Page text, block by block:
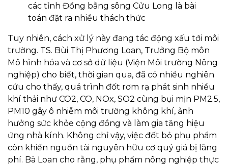
các tỉnh Đồng bằng sông Cửu Long là bài
toán đặt ra nhiều thách thức
Tuy nhiên, cách xử lý này đang tác động xấu tới môi
trường. TS. Bùi Thị Phương Loan, Trưởng Bộ môn
Mô hình hóa và cơ sở dữ liệu (Viện Môi trường Nông
nghiệp) cho biết, thời gian qua, đã có nhiều nghiên
cứu cho thấy, quá trình đốt rơm rạ phát sinh nhiều
khí thải như CO2, CO, NOx, SO2 cùng bụi mịn PM2.5,
PM10 gây ô nhiễm môi trường không khí, ảnh
hưởng sức khỏe cộng đồng và làm gia tăng hiệu
ứng nhà kính. Không chỉ vậy, việc đốt bỏ phụ phẩm
còn khiến nguồn tài nguyên hữu cơ quý giá bị lãng
phí. Bà Loan cho rằng, phụ phẩm nông nghiệp thực